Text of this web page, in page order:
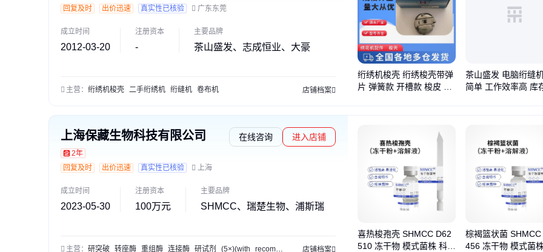
回复及时 出价迅速 真实性已核验 广东东莞
成立时间
2012-03-20
注册资本
-
主要品牌
茶山盛发、志成恒业、大豪
主营： 绗绣机梭壳 二手绗绣机 绗缝机 卷布机 店铺档案
绗绣机梭壳 绗绣梭壳带弹
片 弹簧款 开槽款 梭皮 锁
茶山盛发 电脑绗缝
简单 工作效率高 库
上海保藏生物科技有限公司
2年
在线咨询 进入店铺
回复及时 出价迅速 真实性已核验 上海
成立时间
2023-05-30
注册资本
100万元
主要品牌
SHMCC、瑞楚生物、浦斯瑞
主营： 研突破 转座酶 重组酶 连接酶 研试剂 (5×)(with recombinant 结合蛋白 胶体染料 核酸染料 助力科研 大肠杆菌 泛素蛋白 实验室用品
店铺档案
喜热梭孢壳 SHMCC D62
510 冻干物 模式菌株 科研
棕褐篮状菌 SHMCC
456 冻干物 模式菌株